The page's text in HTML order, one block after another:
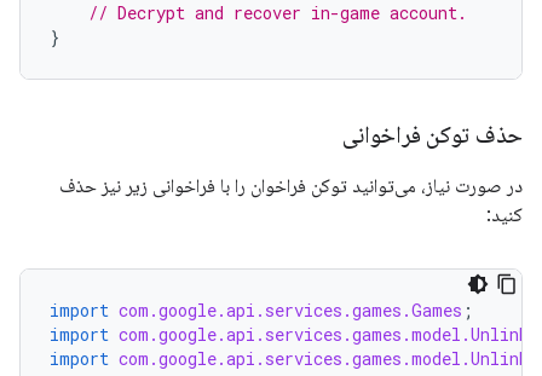
// Decrypt and recover in-game account.
}
حذف توکن فراخوانی
در صورت نیاز، می‌توانید توکن فراخوان را با فراخوانی زیر نیز حذف
کنید:
import com.google.api.services.games.Games ;
import
import